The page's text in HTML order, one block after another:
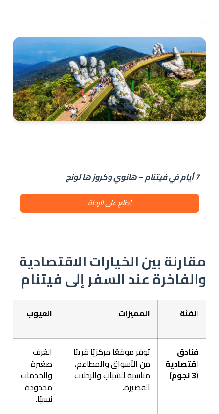
7 أيام في فيتنام – هانوي وكروز ها لونج
اطلع على الرحلة
مقارنة بين الخيارات الاقتصادية
والفاخرة عند السفر إلى فيتنام
الفئة المميزات العيوب
فنادق
اقتصادية
(3 نجوم)
توفر موقعًا مركزيًا قريبًا
من الأسواق والمطاعم،
مناسبة للشباب والرحلات
القصيرة.
الغرف
صغيرة
والخدمات
محدودة
نسبيًا.